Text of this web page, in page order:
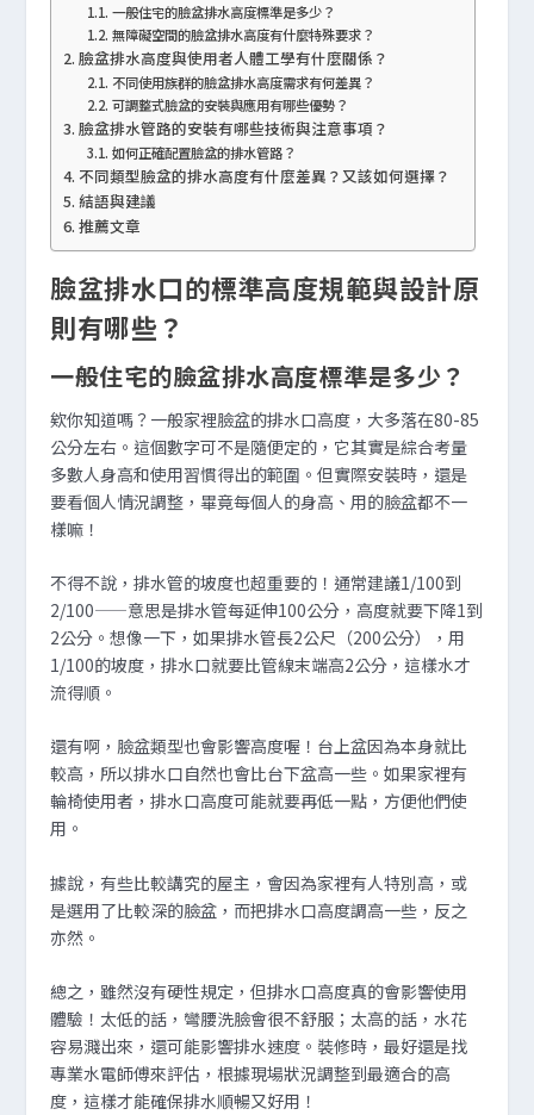
一般住宅的臉盆排水高度標準是多少？
無障礙空間的臉盆排水高度有什麼特殊要求？
臉盆排水高度與使用者人體工學有什麼關係？
不同使用族群的臉盆排水高度需求有何差異？
可調整式臉盆的安裝與應用有哪些優勢？
臉盆排水管路的安裝有哪些技術與注意事項？
如何正確配置臉盆的排水管路？
不同類型臉盆的排水高度有什麼差異？又該如何選擇？
結語與建議
推薦文章
臉盆排水口的標準高度規範與設計原
則有哪些？
一般住宅的臉盆排水高度標準是多少？
欸你知道嗎？一般家裡臉盆的排水口高度，大多落在80-85
公分左右。這個數字可不是隨便定的，它其實是綜合考量
多數人身高和使用習慣得出的範圍。但實際安裝時，還是
要看個人情況調整，畢竟每個人的身高、用的臉盆都不一
樣嘛！
不得不說，排水管的坡度也超重要的！通常建議1/100到
2/100——意思是排水管每延伸100公分，高度就要下降1到
2公分。想像一下，如果排水管長2公尺（200公分），用
1/100的坡度，排水口就要比管線末端高2公分，這樣水才
流得順。
還有啊，臉盆類型也會影響高度喔！台上盆因為本身就比
較高，所以排水口自然也會比台下盆高一些。如果家裡有
輪椅使用者，排水口高度可能就要再低一點，方便他們使
用。
據說，有些比較講究的屋主，會因為家裡有人特別高，或
是選用了比較深的臉盆，而把排水口高度調高一些，反之
亦然。
總之，雖然沒有硬性規定，但排水口高度真的會影響使用
體驗！太低的話，彎腰洗臉會很不舒服；太高的話，水花
容易濺出來，還可能影響排水速度。裝修時，最好還是找
專業水電師傅來評估，根據現場狀況調整到最適合的高
度，這樣才能確保排水順暢又好用！